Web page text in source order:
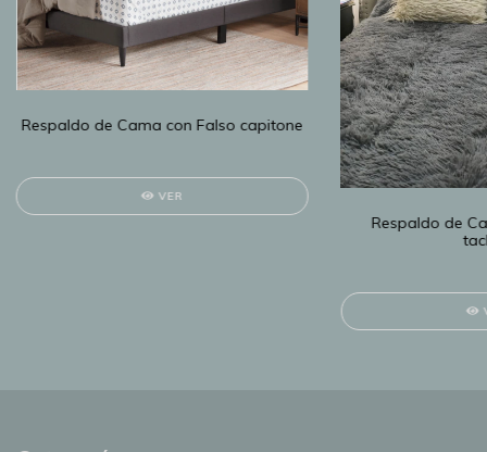
Respaldo de Cama con Falso capitone
VER
Respaldo de